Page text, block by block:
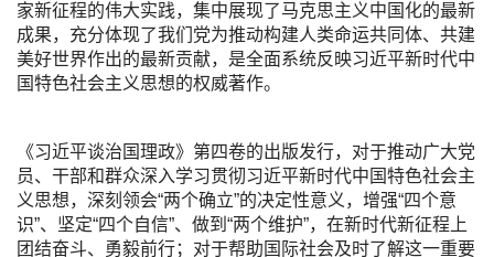
家新征程的伟大实践，集中展现了马克思主义中国化的最新
成果，充分体现了我们党为推动构建人类命运共同体、共建
美好世界作出的最新贡献，是全面系统反映习近平新时代中
国特色社会主义思想的权威著作。
《习近平谈治国理政》第四卷的出版发行，对于推动广大党
员、干部和群众深入学习贯彻习近平新时代中国特色社会主
义思想，深刻领会“两个确立”的决定性意义，增强“四个意
识”、坚定“四个自信”、做到“两个维护”，在新时代新征程上
团结奋斗、勇毅前行；对于帮助国际社会及时了解这一重要